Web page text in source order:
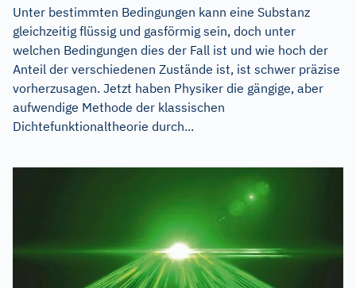
Unter bestimmten Bedingungen kann eine Substanz
gleichzeitig flüssig und gasförmig sein, doch unter
welchen Bedingungen dies der Fall ist und wie hoch der
Anteil der verschiedenen Zustände ist, ist schwer präzise
vorherzusagen. Jetzt haben Physiker die gängige, aber
aufwendige Methode der klassischen
Dichtefunktionaltheorie durch...